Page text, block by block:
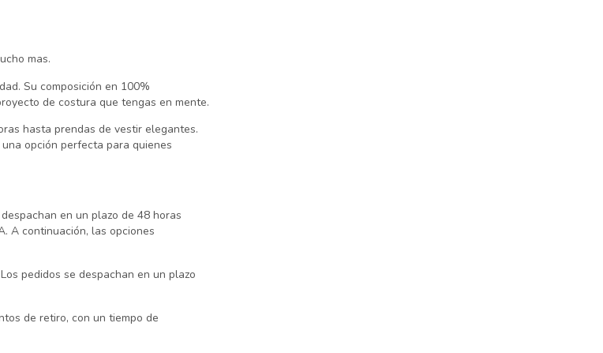
mas.
Su composición en 100%
de costura que tengas en mente.
hasta prendas de vestir elegantes.
opción perfecta para quienes
en un plazo de 48 horas
A continuación, las opciones
pedidos se despachan en un plazo
de retiro, con un tiempo de